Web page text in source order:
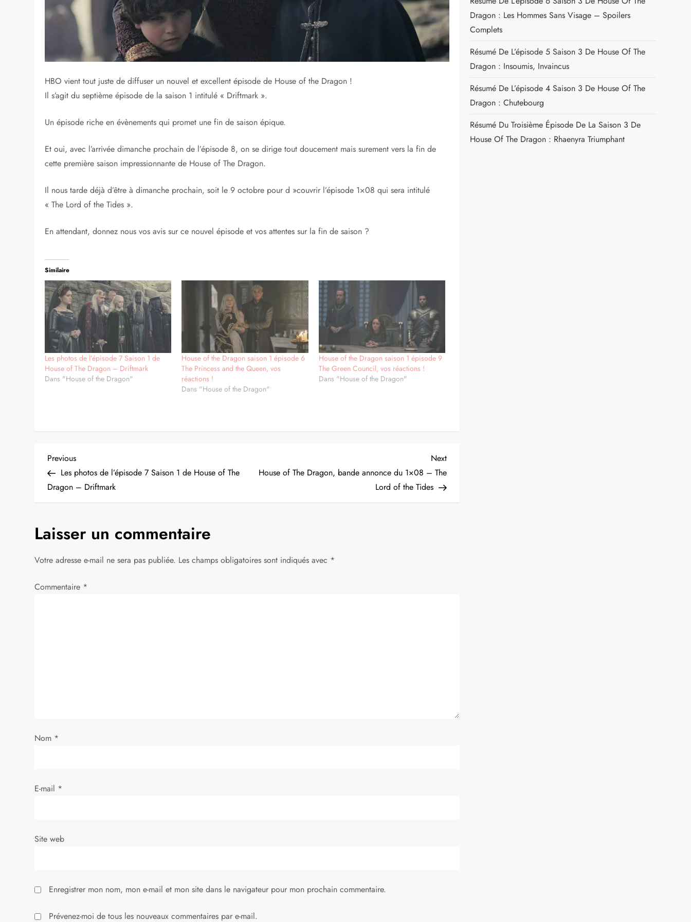
HBO vient tout juste de diffuser un nouvel et excellent épisode de House of the Dragon !
Il s’agit du septième épisode de la saison 1 intitulé « Driftmark ».
Un épisode riche en évènements qui promet une fin de saison épique.
Et oui, avec l’arrivée dimanche prochain de l’épisode 8, on se dirige tout doucement mais surement vers la fin de
cette première saison impressionnante de House of The Dragon.
Il nous tarde déjà d’être à dimanche prochain, soit le 9 octobre pour d »couvrir l’épisode 1×08 qui sera intitulé
« The Lord of the Tides ».
En attendant, donnez nous vos avis sur ce nouvel épisode et vos attentes sur la fin de saison ?
Similaire
Les photos de l’épisode 7 Saison 1 de
House of The Dragon – Driftmark
Dans "House of the Dragon"
House of the Dragon saison 1 épisode 6
The Princess and the Queen, vos
réactions !
Dans "House of the Dragon"
House of the Dragon saison 1 épisode 9
The Green Council, vos réactions !
Dans "House of the Dragon"
N
a
i
g
a
e
t
c
Previous
Post
Previous
Les photos de l’épisode 7 Saison 1 de House of The
Dragon – Driftmark
Next
Post
Next
House of The Dragon, bande annonce du 1×08 – The
Lord of the Tides
Laisser un commentaire
Votre adresse e-mail ne sera pas publiée. Les champs obligatoires sont indiqués avec *
Commentaire *
Nom *
E-mail *
Site web
Enregistrer mon nom, mon e-mail et mon site dans le navigateur pour mon prochain commentaire.
Prévenez-moi de tous les nouveaux commentaires par e-mail.
Dragon : Les Hommes Sans Visage – Spoilers
Complets
Résumé De L’épisode 5 Saison 3 De House Of The
Dragon : Insoumis, Invaincus
Résumé De L’épisode 4 Saison 3 De House Of The
Dragon : Chutebourg
Résumé Du Troisième Épisode De La Saison 3 De
House Of The Dragon : Rhaenyra Triumphant